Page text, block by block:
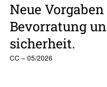
Neue
Bevor­ra­tung
si­cher­heit.
CC – 05/2026